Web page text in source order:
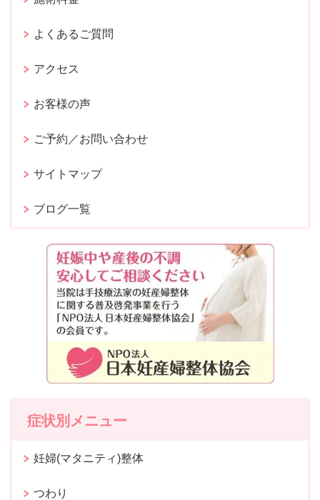
よくあるご質問
アクセス
お客様の声
ご予約／お問い合わせ
サイトマップ
ブログ一覧
症状別メニュー
妊婦(マタニティ)整体
つわり